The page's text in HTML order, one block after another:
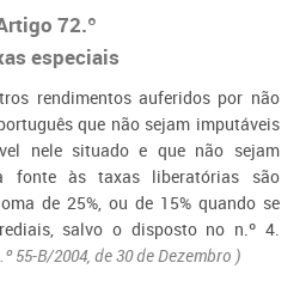
72.º
especiais
rendimentos auferidos por não
que não sejam imputáveis
nele situado e que não sejam
fonte às taxas liberatórias são
de 25%, ou de 15% quando se
salvo o disposto no n.º 4.
55-B/2004, de 30 de Dezembro )